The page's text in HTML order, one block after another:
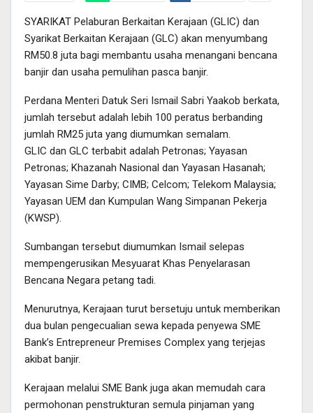
SYARIKAT Pelaburan Berkaitan Kerajaan (GLIC) dan
Syarikat Berkaitan Kerajaan (GLC) akan menyumbang
RM50.8 juta bagi membantu usaha menangani bencana
banjir dan usaha pemulihan pasca banjir.
Perdana Menteri Datuk Seri Ismail Sabri Yaakob berkata,
jumlah tersebut adalah lebih 100 peratus berbanding
jumlah RM25 juta yang diumumkan semalam.
GLIC dan GLC terbabit adalah Petronas; Yayasan
Petronas; Khazanah Nasional dan Yayasan Hasanah;
Yayasan Sime Darby; CIMB; Celcom; Telekom Malaysia;
Yayasan UEM dan Kumpulan Wang Simpanan Pekerja
(KWSP).
Sumbangan tersebut diumumkan Ismail selepas
mempengerusikan Mesyuarat Khas Penyelarasan
Bencana Negara petang tadi.
Menurutnya, Kerajaan turut bersetuju untuk memberikan
dua bulan pengecualian sewa kepada penyewa SME
Bank’s Entrepreneur Premises Complex yang terjejas
akibat banjir.
Kerajaan melalui SME Bank juga akan memudah cara
permohonan penstrukturan semula pinjaman yang